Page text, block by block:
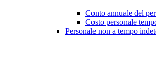
Conto annuale del
Costo personale
Personale non a tempo